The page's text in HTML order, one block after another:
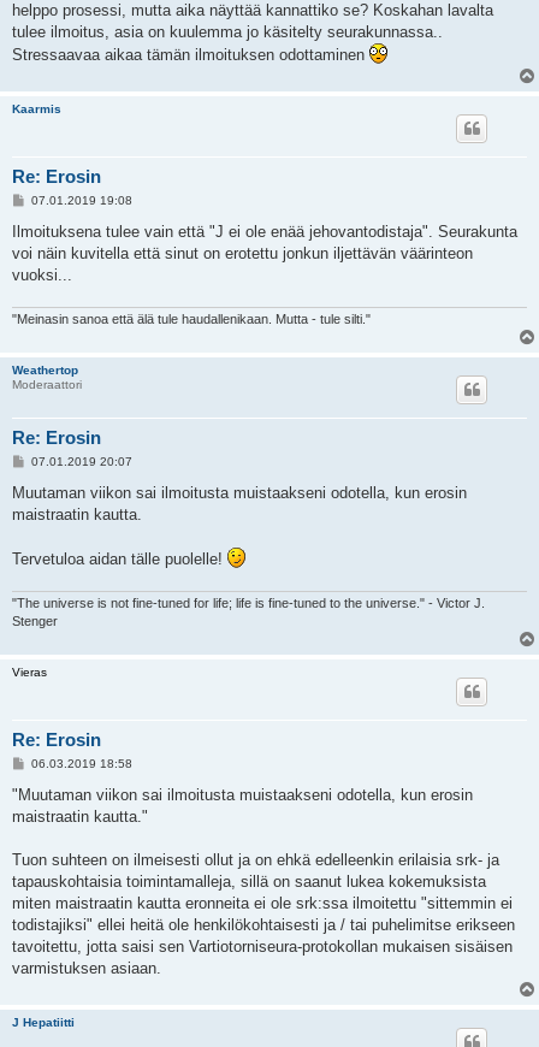
t
i
helppo prosessi, mutta aika näyttää kannattiko se? Koskahan lavalta
tulee ilmoitus, asia on kuulemma jo käsitelty seurakunnassa..
Stressaavaa aikaa tämän ilmoituksen odottaminen
Kaarmis
Re: Erosin
V
e
t
i
07.01.2019 19:08
Ilmoituksena tulee vain että "J ei ole enää jehovantodistaja". Seurakunta
voi näin kuvitella että sinut on erotettu jonkun iljettävän väärinteon
vuoksi...
"Meinasin sanoa että älä tule haudallenikaan. Mutta - tule silti."
Weathertop
Moderaattori
Re: Erosin
V
e
t
07.01.2019 20:07
Muutaman viikon sai ilmoitusta muistaakseni odotella, kun erosin
maistraatin kautta.
Tervetuloa aidan tälle puolelle!
"The universe is not fine-tuned for life; life is fine-tuned to the universe." - Victor J.
Stenger
Vieras
Re: Erosin
V
e
t
06.03.2019 18:58
"Muutaman viikon sai ilmoitusta muistaakseni odotella, kun erosin
maistraatin kautta."
Tuon suhteen on ilmeisesti ollut ja on ehkä edelleenkin erilaisia srk- ja
tapauskohtaisia toimintamalleja, sillä on saanut lukea kokemuksista
miten maistraatin kautta eronneita ei ole srk:ssa ilmoitettu "sittemmin ei
todistajiksi" ellei heitä ole henkilökohtaisesti ja / tai puhelimitse erikseen
tavoitettu, jotta saisi sen Vartiotorniseura-protokollan mukaisen sisäisen
varmistuksen asiaan.
J Hepatiitti